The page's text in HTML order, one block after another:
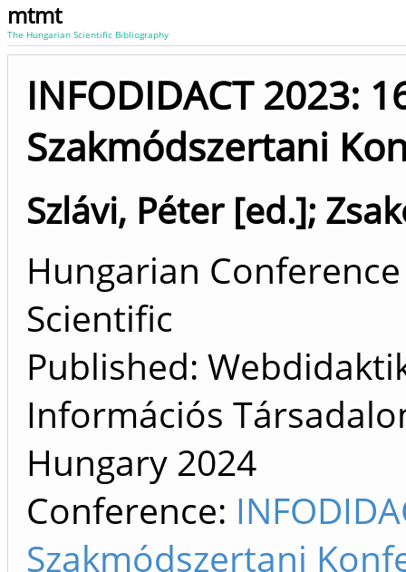
mtmt
The Hungarian Scientific Bibliography
INFODIDACT 2023:
Szakmódszertani
Szlávi, Péter [ed.];
Hungarian
Scientific
Published:
Információs
Hungary 2024
Conference:
Szakmódszertani